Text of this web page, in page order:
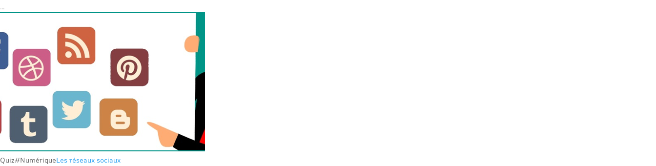
...
Quiz#NumériqueLes réseaux sociaux